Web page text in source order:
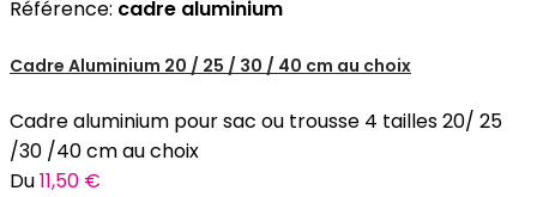
Référence: cadre aluminium
Cadre Aluminium 20 / 25 / 30 / 40 cm au choix
Cadre aluminium pour sac ou trousse 4 tailles 20/ 25
/30 /40 cm au choix
Du11,50 €